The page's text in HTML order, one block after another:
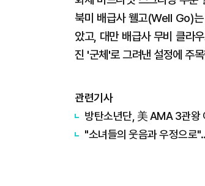
북미 배급사 웰고(Well Go)
았고, 대만 배급사 무비 클라
진 '군체'로 그려낸 설정에 주
관련기사
방탄소년단, 美 AMA 3관왕
"소녀들의 웃음과 우정으로